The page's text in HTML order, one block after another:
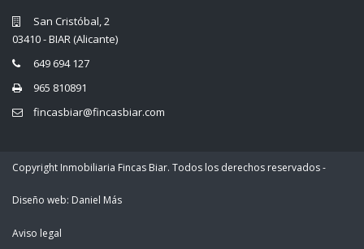
San Cristóbal, 2
03410 - BIAR (Alicante)
649 694 127
965 810891
fincasbiar@fincasbiar.com
Copyright Inmobiliaria Fincas Biar. Todos los derechos reservados -
Diseño web: Daniel Más
Aviso legal